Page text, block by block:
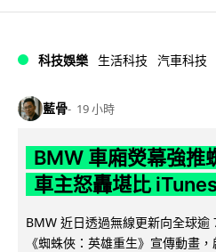
科技娛樂 生活科技 汽車科技
藍骨 19 小時
BMW 車廂熒幕強
車主怒轟堪比
BMW 近日透過無線更新向全球
《蜘蛛俠：英雄重生》宣傳動畫